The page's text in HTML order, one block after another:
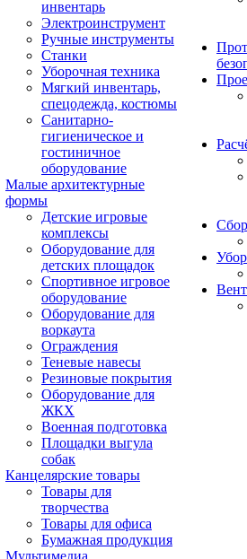
инвентарь
Электроинструмент
Ручные инструменты
Станки
Уборочная техника
Мягкий инвентарь,
спецодежда, костюмы
Санитарно-
гигиеническое и
гостиничное
оборудование
Малые архитектурные
формы
Детские игровые
комплексы
Оборудование для
детских площадок
Спортивное игровое
оборудование
Оборудование для
воркаута
Ограждения
Теневые навесы
Резиновые покрытия
Оборудование для
ЖКХ
Военная подготовка
Площадки выгула
собак
Канцелярские товары
Товары для
творчества
Товары для офиса
Бумажная продукция
Мультимедиа